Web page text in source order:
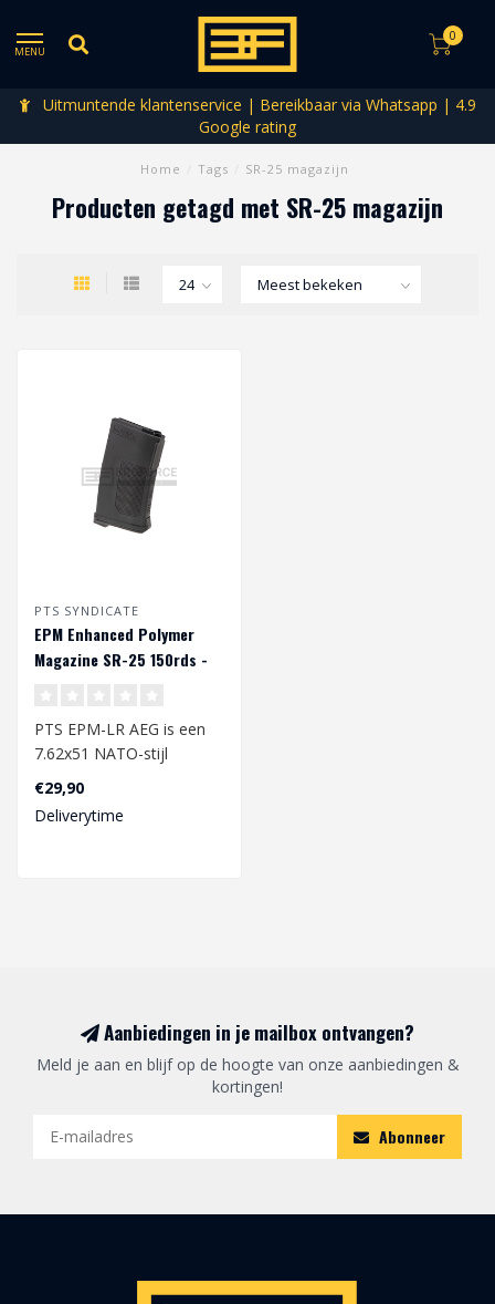
MENU
0
Uitmuntende klantenservice | Bereikbaar via Whatsapp | 4.9
Google rating
Home Tags SR-25 magazijn
Producten getagd met SR-25 magazijn
PTS SYNDICATE
EPM Enhanced Polymer
Magazine SR-25 150rds -
PTS EPM-LR AEG is een
7.62x51 NATO-stijl
magazijn voor Airsoft
SR25/M110 (AEG) p..
€29,90
Deliverytime
Aanbiedingen in je mailbox ontvangen?
Meld je aan en blijf op de hoogte van onze aanbiedingen &
kortingen!
Abonneer